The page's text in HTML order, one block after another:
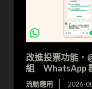
改進投票功能．
組 WhatsApp
流動應用 2026-